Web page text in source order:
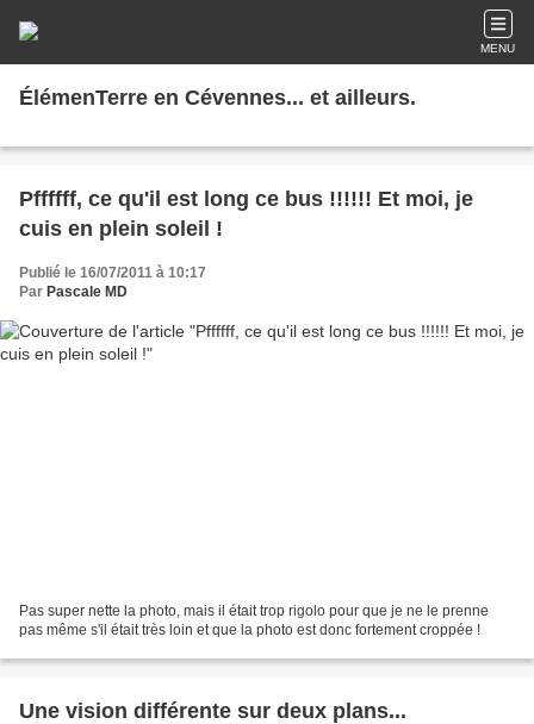
MENU
ÉlémenTerre en Cévennes... et ailleurs.
Pffffff, ce qu'il est long ce bus !!!!!! Et moi, je
cuis en plein soleil !
Publié le 16/07/2011 à 10:17
Par Pascale MD
Pas super nette la photo, mais il était trop rigolo pour que je ne le prenne
pas même s'il était très loin et que la photo est donc fortement croppée !
Une vision différente sur deux plans...